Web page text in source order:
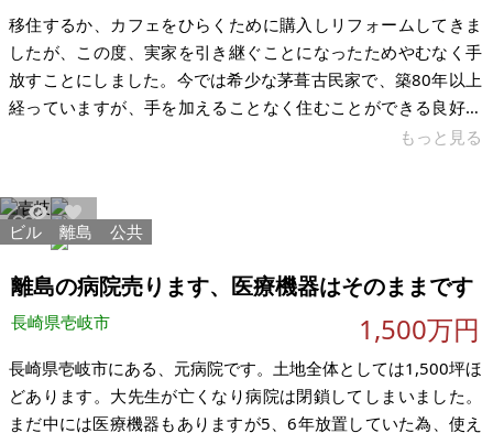
移住するか、カフェをひらくために購入しリフォームしてきま
したが、この度、実家を引き継ぐことになったためやむなく手
放すことにしました。今では希少な茅葺古民家で、築80年以上
経っていますが、手を加えることなく住むことができる良好な
と現役で使えるおクドさん、囲炉裏があります。地下深くから
汲み上げる美味しい水が飲めます。 なお、物件が僻地にあるこ
とや築年数が経っていることから融資による購入を希望の方は
審査に通らない可能が高いため、
もっと見る
2229153
ビル 離島 公共
離島の病院売ります、医療機器はそのままです
長崎県壱岐市 1,500万円
長崎県壱岐市にある、元病院です。土地全体としては1,500坪ほ
どあります。大先生が亡くなり病院は閉鎖してしまいました。
まだ中には医療機器もありますが5、6年放置していた為、使え